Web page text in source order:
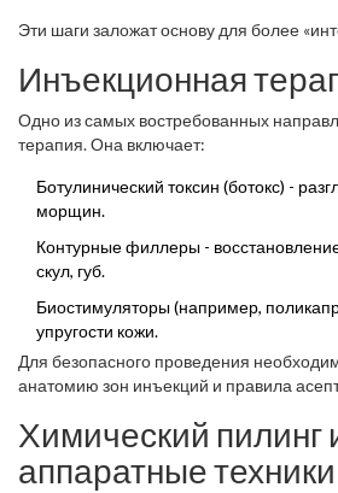
Эти шаги заложат основу для более
Инъекционная
Одно из самых востребованных
терапия. Она включает:
Ботулинический токсин (ботокс) -
морщин.
Контурные филлеры -
скул, губ.
Биостимуляторы (например,
упругости кожи.
Для безопасного проведения
анатомию зон инъекций и правила
Химический пилинг
аппаратные техники